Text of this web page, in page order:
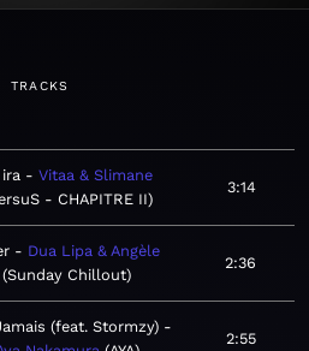
TRACKS
ira
Vitaa & Slimane
- CHAPITRE II
3:14
Dua Lipa & Angèle
Sunday Chillout
2:36
(feat. Stormzy)
2:55